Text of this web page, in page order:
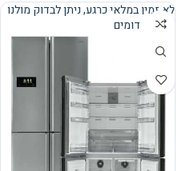
נמכר
לא זמין במלאי כרגע, ניתן לבדוק מולנו
מוצרים דומים